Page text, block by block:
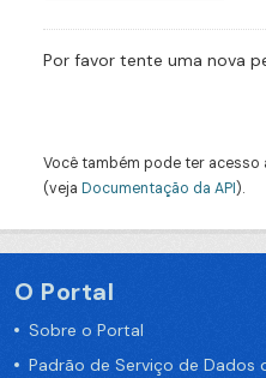
Por favor tente uma nova
Você também pode ter
(veja Documentação da API).
O Portal
Sobre o Portal
Padrão de Serviço de Dados